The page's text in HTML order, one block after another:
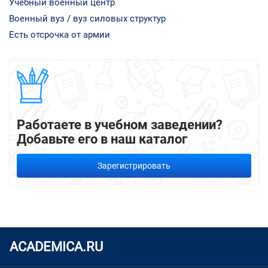
Учебный военный центр
Военный вуз / вуз силовых структур
Есть отсрочка от армии
Работаете в учебном заведении?
Добавьте его в наш каталог
Зарегистрировать
ACADEMICA.RU